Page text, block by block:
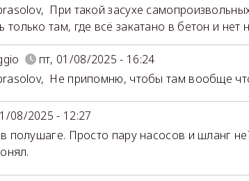
, При такой засухе
только там, где всё закатано в бетон и нет
пт, 01/08/2025 - 16:24
, Не припомню, чтобы там вообще
08/2025 - 12:27
полушаге. Просто пару насосов и шланг